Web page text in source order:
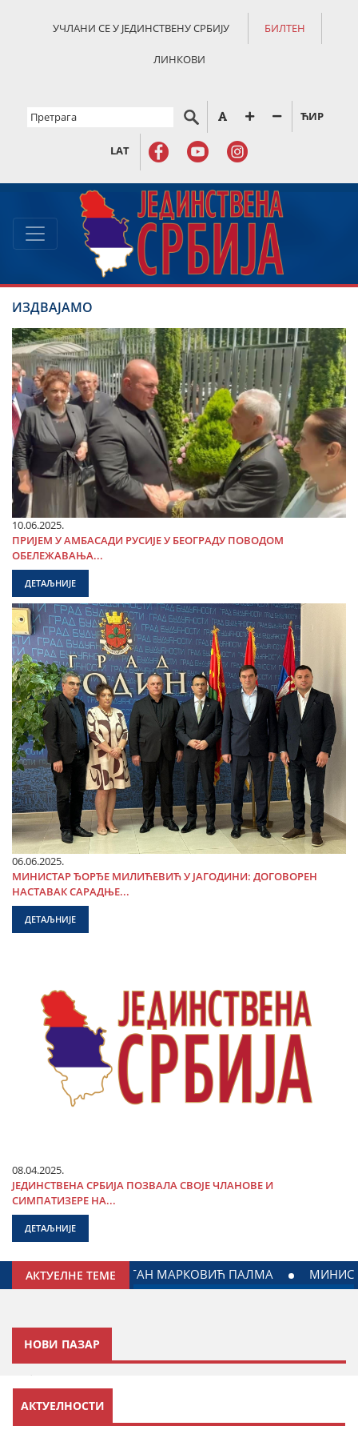
УЧЛАНИ СЕ У ЈЕДИНСТВЕНУ СРБИЈУ БИЛТЕН
ЛИНКОВИ
ЋИР
LAT
ИЗДВАЈАМО
10.06.2025.
ПРИЈЕМ У АМБАСАДИ РУСИЈЕ У БЕОГРАДУ ПОВОДОМ
ОБЕЛЕЖАВАЊА...
ДЕТАЉНИЈЕ
06.06.2025.
МИНИСТАР ЂОРЂЕ МИЛИЋЕВИЋ У ЈАГОДИНИ: ДОГОВОРЕН
НАСТАВАК САРАДЊЕ...
ДЕТАЉНИЈЕ
08.04.2025.
ЈЕДИНСТВЕНА СРБИЈА ПОЗВАЛА СВОЈЕ ЧЛАНОВЕ И
СИМПАТИЗЕРЕ НА...
ДЕТАЉНИЈЕ
АКТУЕЛНЕ ТЕМЕУ ЈАГОДИНИ: ДОГОВОРЕН НАСТАВАК
НОВИ ПАЗАР
АКТУЕЛНОСТИ